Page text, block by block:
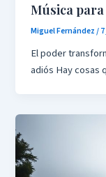
Música
Miguel Fernández/
El poder
adiós Hay cosas